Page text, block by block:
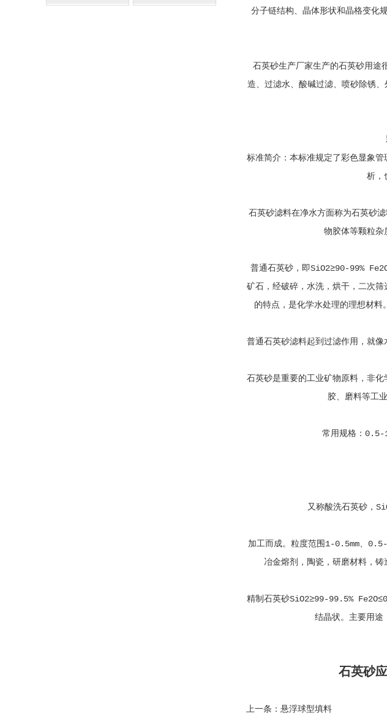
分子链结构、晶体形状和晶格变化
石英砂生产厂家生产的石英砂用
造、过滤水、酸碱过滤、喷砂除锈
标准简介：本标准规定了彩色显象
析，
石英砂滤料在净水方面称为石英砂
物胶体等颗粒杂
普通石英砂，即SiO2≥90-99%
矿石，经破碎，水洗，烘干，二次
的特点，是化学水处理的理想材
普通石英砂滤料起到过滤作用，就
石英砂是重要的工业矿物原料，非
胶、磨料等工
常用规格：0.5-
又称酸洗石英砂，
加工而成。粒度范围1-0.5mm、
冶金熔剂，陶瓷，研磨材料，
精制石英砂SiO2≥99-99.5%
结晶状。主要用途
石英砂
上一条： 悬浮球型填料